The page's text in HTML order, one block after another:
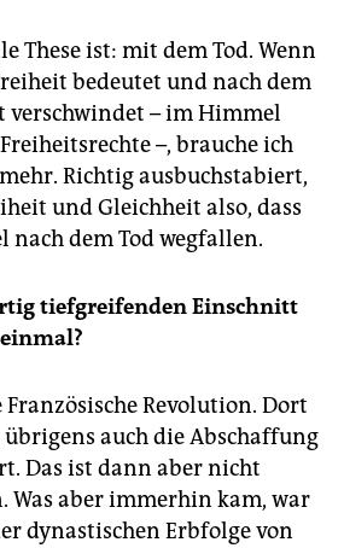
These ist: mit dem Tod. Wenn
bedeutet und nach dem
verschwindet – im Himmel
–, brauche ich
Richtig ausbuchstabiert,
und Gleichheit also, dass
dem Tod wegfallen.
tiefgreifenden Einschnitt
Revolution. Dort
auch die Abschaffung
Das ist dann aber nicht
Was aber immerhin kam, war
dynastischen Erbfolge von